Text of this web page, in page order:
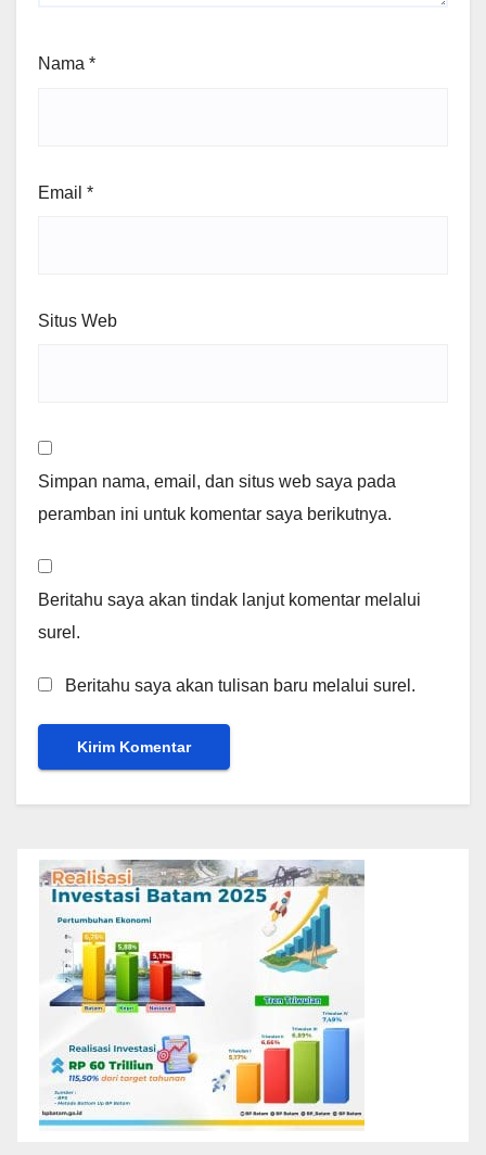
Nama *
Email *
Situs Web
Simpan nama, email, dan situs web saya pada
peramban ini untuk komentar saya berikutnya.
Beritahu saya akan tindak lanjut komentar melalui
surel.
Beritahu saya akan tulisan baru melalui surel.